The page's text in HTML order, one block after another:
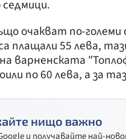
седмици.
очакват по-големи
плащали 55 лева,
варненската
по 60 лева, а за
нищо важно